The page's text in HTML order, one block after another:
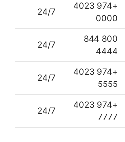
+974 4023
0000
24/7
800 844
4444
24/7
+974 4023
5555
24/7
+974 4023
7777
24/7